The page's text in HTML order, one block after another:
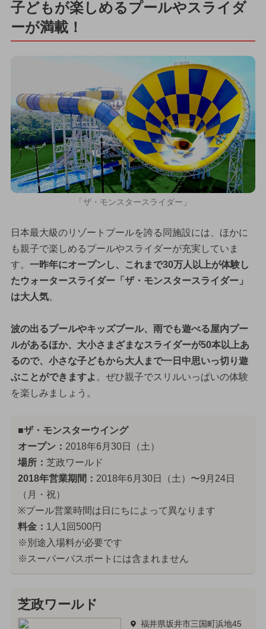
子どもが楽しめるプールやスライダ
ーが満載！
「ザ・モンスタースライダー」
日本最大級のリゾートプールを誇る同施設には、ほかに
も親子で楽しめるプールやスライダーが充実していま
す。 一昨年にオープンし、これまで30万人以上が体験し
たウォータースライダー「ザ・モンスタースライダー」
は大人気。
波の出るプールやキッズプール、雨でも遊べる屋内プー
ルがあるほか、大小さまざまなスライダーが50本以上あ
るので、小さな子どもから大人まで一日中思いっ切り遊
ぶことができますよ 。ぜひ親子でスリルいっぱいの体験
を楽しみましょう。
■ザ・モンスターウイング
オープン： 2018年6月30日（土）
場所： 芝政ワールド
2018年営業期間： 2018年6月30日（土）〜9月24日
（月・祝）
※プール営業時間は日にちによって異なります
料金： 1人1回500円
※別途入場料が必要です
※スーパーパスポートには含まれません
芝政ワールド
福井県坂井市三国町浜地45